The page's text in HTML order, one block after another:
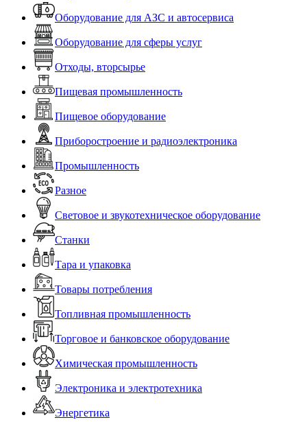
Оборудование для АЗС и автосервиса
Оборудование для сферы услуг
Отходы, вторсырье
Пищевая промышленность
Пищевое оборудование
Приборостроение и радиоэлектроника
Промышленность
Разное
Световое и звукотехническое оборудование
Станки
Тара и упаковка
Товары потребления
Топливная промышленность
Торговое и банковское оборудование
Химическая промышленность
Электроника и электротехника
Энергетика